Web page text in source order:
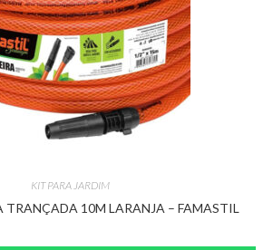
KIT PARA JARDIM
10M LARANJA – FAMASTIL